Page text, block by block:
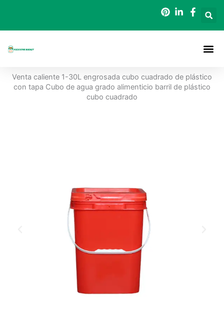
contenido
Venta caliente 1-30L engrosada cubo cuadrado de plástico
con tapa Cubo de agua grado alimenticio barril de plástico
cubo cuadrado